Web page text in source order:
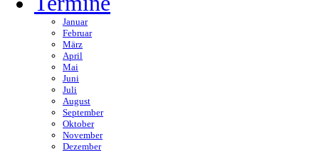
Januar
Februar
März
April
Mai
Juni
Juli
August
September
Oktober
November
Dezember